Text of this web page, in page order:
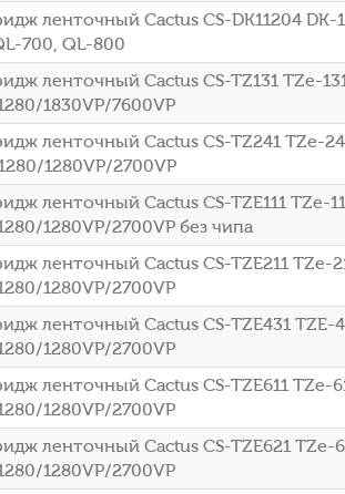
ленточный Cactus CS-DK11204
700, QL-800
ленточный Cactus CS-TZ131 TZe-
1830VP/7600VP
ленточный Cactus CS-TZ241 TZe-
1280VP/2700VP
ленточный Cactus CS-TZE111 TZe-
1280VP/2700VP без чипа
ленточный Cactus CS-TZE211
1280VP/2700VP
ленточный Cactus CS-TZE431
1280VP/2700VP
ленточный Cactus CS-TZE611
1280VP/2700VP
ленточный Cactus CS-TZE621
1280VP/2700VP